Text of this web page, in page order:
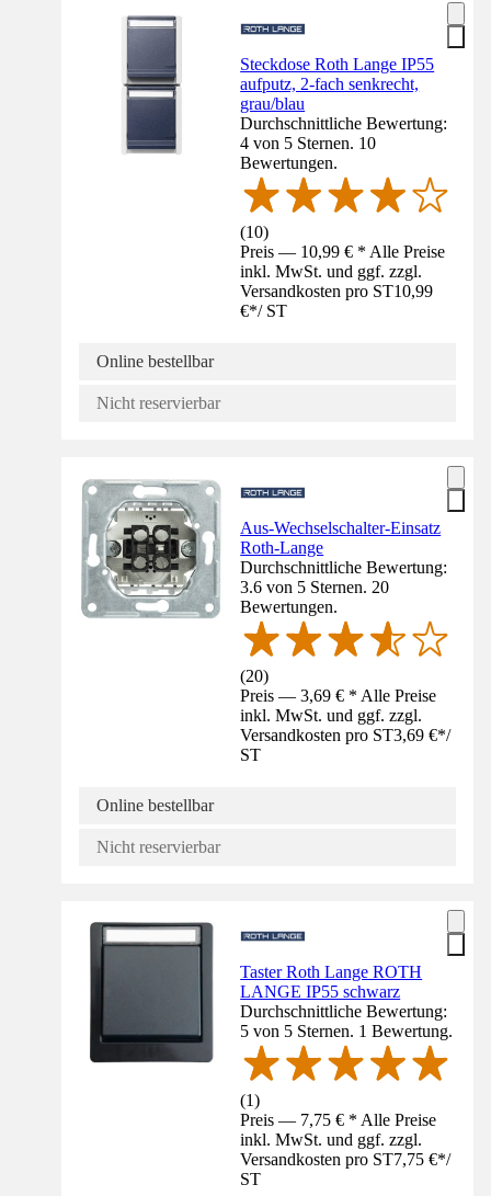
Steckdose Roth Lange IP55
aufputz, 2-fach senkrecht,
grau/blau
Durchschnittliche Bewertung:
4 von 5 Sternen. 10
Bewertungen.
(10)
Preis — 10,99 € * Alle Preise
inkl. MwSt. und ggf. zzgl.
Versandkosten pro ST10,99
€*/ ST
Online bestellbar
Nicht reservierbar
Aus-Wechselschalter-Einsatz
Roth-Lange
Durchschnittliche Bewertung:
3.6 von 5 Sternen. 20
Bewertungen.
(20)
Preis — 3,69 € * Alle Preise
inkl. MwSt. und ggf. zzgl.
Versandkosten pro ST3,69 €*/
ST
Online bestellbar
Nicht reservierbar
Taster Roth Lange ROTH
LANGE IP55 schwarz
Durchschnittliche Bewertung:
5 von 5 Sternen. 1 Bewertung.
(1)
Preis — 7,75 € * Alle Preise
inkl. MwSt. und ggf. zzgl.
Versandkosten pro ST7,75 €*/
ST